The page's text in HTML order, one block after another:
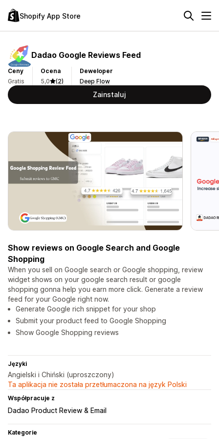
Shopify App Store
Dadao Google Reviews Feed
Ceny
Gratis
Ocena
5,0
(2)
Deweloper
Deep Flow
Zainstaluj
Show reviews on Google Search and Google
Shopping
When you sell on Google search or Google shopping, review
widget shows on your google search result or google
shopping gonna help you earn more click. Generate a review
feed for your Google right now.
Generate Google rich snippet for your shop
Submit your product feed to Google Shopping
Show Google Shopping reviews
Języki
Angielski i Chiński (uproszczony)
Ta aplikacja nie została przetłumaczona na język Polski
Współpracuje z
Dadao Product Review & Email
Kategorie